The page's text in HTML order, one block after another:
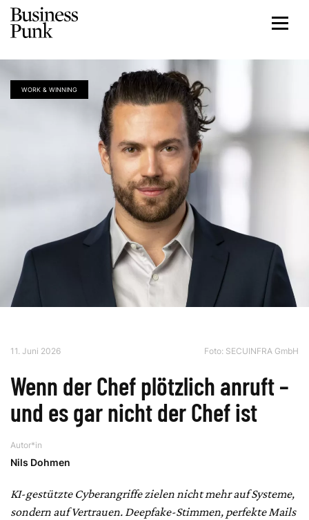
WORK & WINNING
11. Juni 2026 Foto: SECUINFRA GmbH
Wenn der Chef plötzlich anruft –
und es gar nicht der Chef ist
Autor*in
Nils Dohmen
KI-gestützte Cyberangriffe zielen nicht mehr auf Systeme,
sondern auf Vertrauen. Deepfake-Stimmen, perfekte Mails